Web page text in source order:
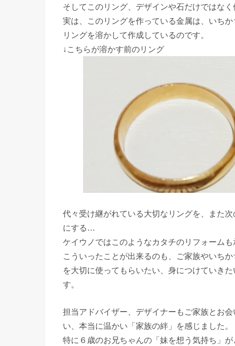
そしてこのリング、デザインや石だけではな
実は、このリングを作っている金属は、いち
リングを溶かして作成しているのです。
↓こちらが溶かす前のリング
代々受け継がれている大切なリングを、また
にする…
ケイウノではこのようなカタチのリフォームも
こういったことが出来るのも、ご家族やいち
を大切に使ってもらいたい、身につけていき
す。
担当アドバイザー、デザイナーもご家族とお
い、本当に温かい「家族の絆」を感じました。
特に６歳のお兄ちゃんの「妹を想う気持ち」